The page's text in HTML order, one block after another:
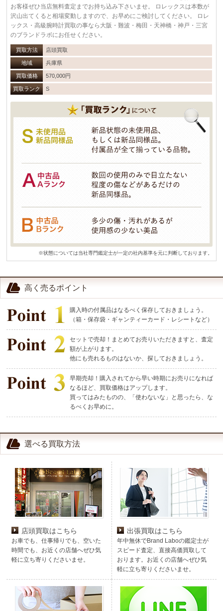
お客様ぜひ当店無料査定までお持ち込み下さいませ。 ロレックスは本数が
沢山出てくると相場変動しますので、お早めにご検討してください。 ロレ
ックス・高級腕時計買取の事なら大阪・難波・梅田・天神橋・神戸・三宮
のブランドラボにお任せください。
買取方法 店頭買取
地域 兵庫県
買取価格 570,000円
買取ランク S
※状態については当社専門鑑定士が一定の社内基準を元に判断しております。
高く売るポイント
購入時の付属品はなるべく保存しておきましょう。
（箱・保存袋・ギャンティーカード・レシートなど）
セットで売却！まとめてお売りいただきますと、査定
額が上がります。
他にも売れるものはないか、探しておきましょう。
早期売却！購入されてから早い時期にお売りになれば
なるほど、買取価格はアップします。
買ってはみたものの、「使わないな」と思ったら、な
るべくお早めに。
選べる買取方法
店頭買取はこちら
お車でも、仕事帰りでも、空いた
時間でも、お近くの店舗へぜひ気
軽に立ち寄りくださいませ。
出張買取はこちら
年中無休でBrand Laboの鑑定士が
スピード査定、直接高価買取して
おります。お近くの店舗へぜひ気
軽に立ち寄りくださいませ。